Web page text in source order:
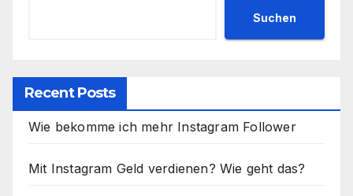
Suchen
Recent Posts
Wie bekomme ich mehr Instagram Follower
Mit Instagram Geld verdienen? Wie geht das?